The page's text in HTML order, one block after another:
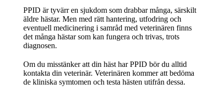
PPID är tyvärr en sjukdom som drabbar många, särskilt
äldre hästar. Men med rätt hantering, utfodring och
eventuell medicinering i samråd med veterinären finns
det många hästar som kan fungera och trivas, trots
diagnosen.
Om du misstänker att din häst har PPID bör du alltid
kontakta din veterinär. Veterinären kommer att bedöma
de kliniska symtomen och testa hästen utifrån dessa.